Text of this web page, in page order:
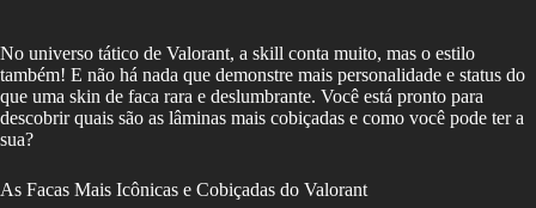
No universo tático de Valorant, a skill conta muito, mas o estilo
também! E não há nada que demonstre mais personalidade e status do
que uma skin de faca rara e deslumbrante. Você está pronto para
descobrir quais são as lâminas mais cobiçadas e como você pode ter a
sua?
As Facas Mais Icônicas e Cobiçadas do Valorant